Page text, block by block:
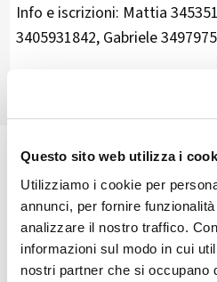
Questo sito web utilizza i
Utilizziamo i cookie per
annunci, per fornire
analizzare il nostro traffico.
informazioni sul modo in cui
nostri partner che si occupano
Info e iscrizioni: Mattia
3405931842, Gabriele
🏘️ Scopri il
Fusine